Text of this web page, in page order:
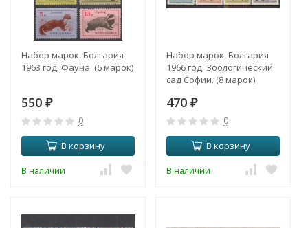
Набор марок. Болгария
1963 год. Фауна. (6 марок)
550 ₽
0
В корзину
В наличии
Набор марок. Болгария
1966 год. Зоологический
сад Софии. (8 марок)
470 ₽
0
В корзину
В наличии